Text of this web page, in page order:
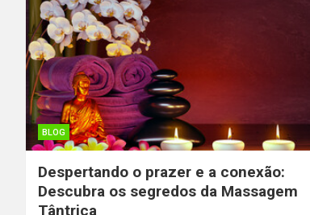
BLOG
Despertando o prazer e a conexão:
Descubra os segredos da Massagem
Tântrica